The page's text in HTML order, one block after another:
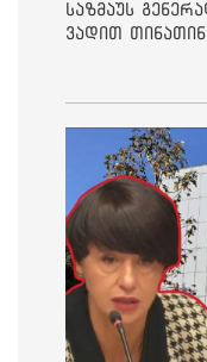
საზმაუს
ვადით